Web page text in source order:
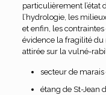
particulièrement l’état
l’hydrologie, les
et enfin, les
évidence la fragilité du
attirée sur la vulné-
secteur de marais
étang de St-Jean